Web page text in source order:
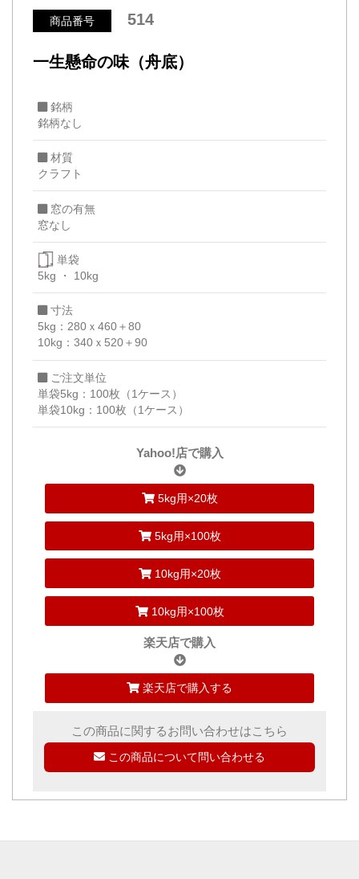
商品番号 514
一生懸命の味（舟底）
銘柄
銘柄なし
材質
クラフト
窓の有無
窓なし
単袋
5kg
10kg
寸法
5kg：280ｘ460＋80
10kg：340ｘ520＋90
ご注文単位
単袋5kg：100枚（1ケース）
単袋10kg：100枚（1ケース）
Yahoo!店で購入
5kg用×20枚
5kg用×100枚
10kg用×20枚
10kg用×100枚
楽天店で購入
楽天店で購入する
この商品に関するお問い合わせはこちら
この商品について問い合わせる